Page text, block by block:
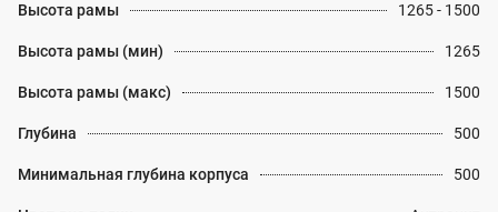
Высота рамы 1265 - 1500
Высота рамы (мин) 1265
Высота рамы (макс) 1500
Глубина 500
Минимальная глубина корпуса 500